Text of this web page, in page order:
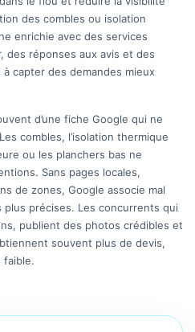
des combles ou isolation
enrichie avec des services
des réponses aux avis et des
capter des demandes mieux
d’une fiche Google qui ne
combles, l’isolation thermique
ou les planchers bas ne
Sans pages locales,
de zones, Google associe mal
plus précises. Les concurrents qui
publient des photos crédibles et
souvent plus de devis,
faible.